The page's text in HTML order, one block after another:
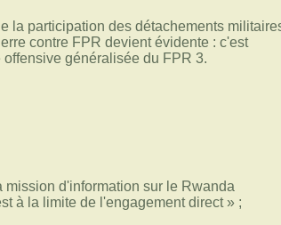
la participation des détachements
contre FPR devient évidente : c'est
généralisée du FPR 3.
mission d'information sur le Rwanda
à la limite de l'engagement direct » ;